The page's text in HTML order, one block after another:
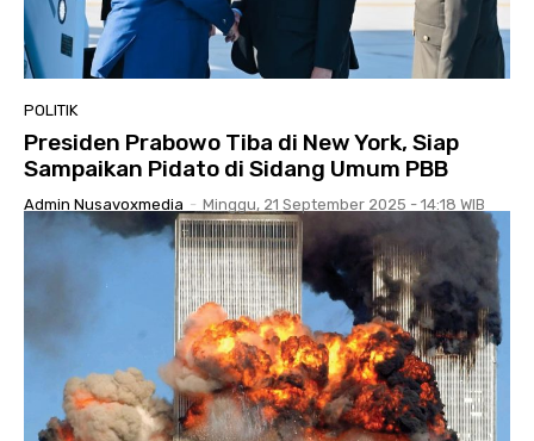
POLITIK
Presiden Prabowo Tiba di New York, Siap
Sampaikan Pidato di Sidang Umum PBB
Admin Nusavoxmedia - Minggu, 21 September 2025 - 14:18 WIB